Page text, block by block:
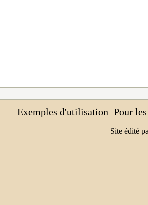
Exemples d'utilisation | Pour
Site édité